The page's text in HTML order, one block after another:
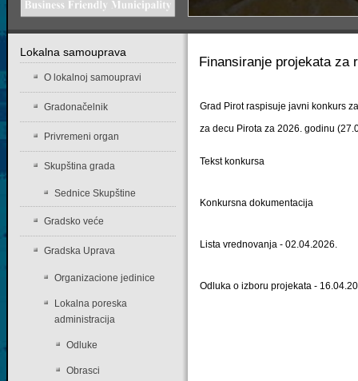
Finansiranje projekata za
Grad Pirot raspisuje javni konkurs
za decu Pirota za 2026. godinu
Tekst konkursa
Konkursna dokumentacija
Lista vrednovanja - 02.04.2026.
Odluka o izboru projekata -
Lokalna samouprava
O lokalnoj samoupravi
Gradonačelnik
Privremeni organ
Skupština grada
Sednice Skupštine
Gradsko veće
Gradska Uprava
Organizacione jedinice
Lokalna poreska
administracija
Odluke
Obrasci